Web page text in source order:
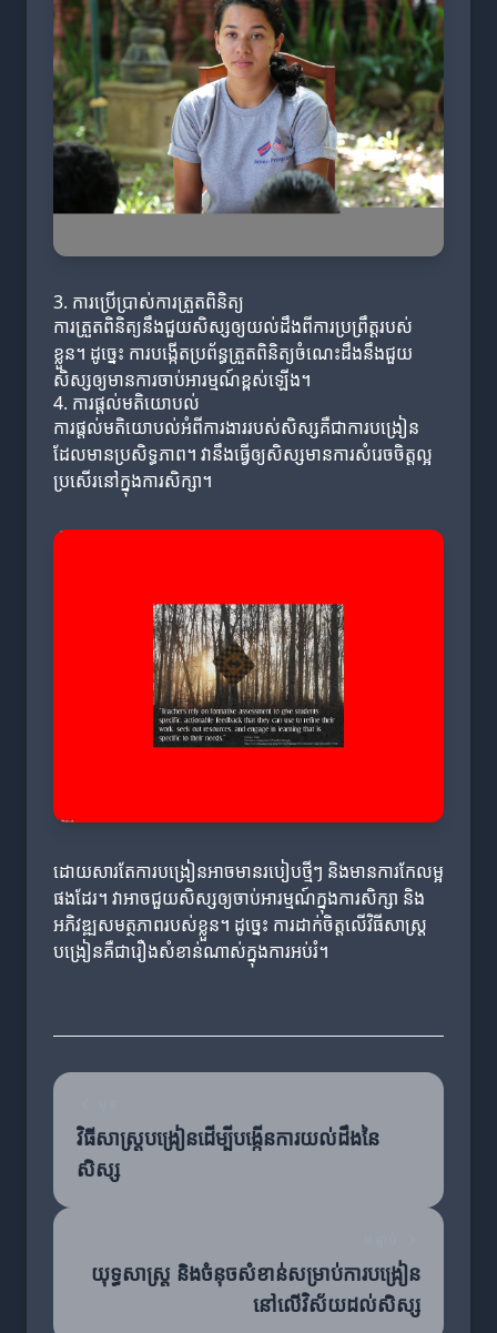
3. ការប្រើប្រាស់ការត្រួតពិនិត្យ
ការត្រួតពិនិត្យនឹងជួយសិស្សឲ្យយល់ដឹងពីការប្រព្រឹត្តរបស់
ខ្លួន។ ដូច្នេះ ការបង្កើតប្រព័ន្ធត្រួតពិនិត្យចំណេះដឹងនឹងជួយ
សិស្សឲ្យមានការចាប់អារម្មណ៍ខ្ពស់ឡើង។
4. ការផ្តល់មតិយោបល់
ការផ្តល់មតិយោបល់អំពីការងាររបស់សិស្សគឺជាការបង្រៀន
ដែលមានប្រសិទ្ធភាព។ វានឹងធ្វើឲ្យសិស្សមានការសំរេចចិត្តល្អ
ប្រសើរនៅក្នុងការសិក្សា។
ដោយសារតែការបង្រៀនអាចមានរបៀបថ្មីៗ និងមានការកែលម្អ
ផងដែរ។ វាអាចជួយសិស្សឲ្យចាប់អារម្មណ៍ក្នុងការសិក្សា និង
អភិវឌ្ឍសមត្ថភាពរបស់ខ្លួន។ ដូច្នេះ ការដាក់ចិត្តលើវិធីសាស្ត្រ
បង្រៀនគឺជារឿងសំខាន់ណាស់ក្នុងការអប់រំ។
វិធីសាស្ត្របង្រៀនដើម្បីបង្កើនការយល់ដឹងនៃ
សិស្ស
យុទ្ធសាស្ត្រ និងចំនុចសំខាន់សម្រាប់ការបង្រៀន
នៅលើវិស័យដល់សិស្ស